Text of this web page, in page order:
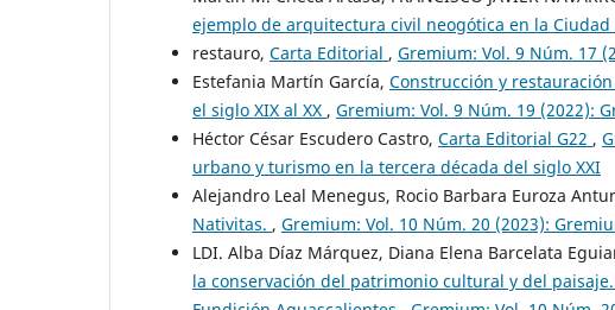
ejemplo de arquitectura civil neogótica en la Ciudad
restauro, Carta Editorial , Gremium: Vol. 9 Núm. 17
Estefania Martín García, Construcción y
el siglo XIX al XX , Gremium: Vol. 9 Núm. 19 (2022):
Héctor César Escudero Castro, Carta Editorial G22 ,
urbano y turismo en la tercera década del siglo XXI
Alejandro Leal Menegus, Rocio Barbara Euroza
Nativitas. , Gremium: Vol. 10 Núm. 20 (2023):
LDI. Alba Díaz Márquez, Diana Elena Barcelata
la conservación del patrimonio cultural y del